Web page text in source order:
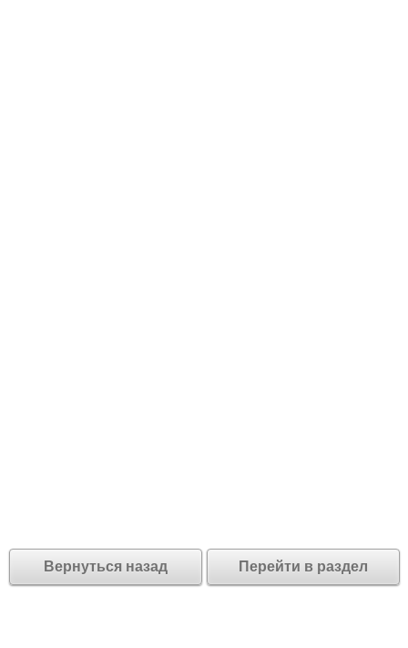
Вернуться назад Перейти в раздел